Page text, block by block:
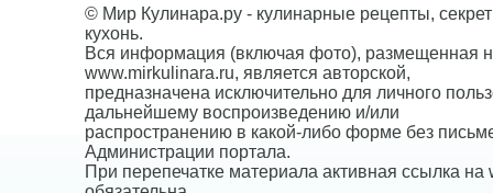
© Мир Кулинара.ру - кулинарные рецепты,
кухонь.
Вся информация (включая фото), размещенная
www.mirkulinara.ru, является авторской,
предназначена исключительно для личного
дальнейшему воспроизведению и/или
распространению в какой-либо форме без
Администрации портала.
При перепечатке материала активная ссылка на